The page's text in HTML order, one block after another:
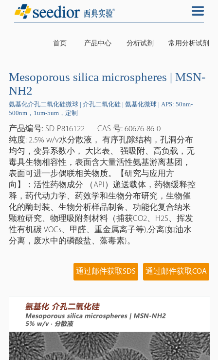
首页 产品中心 分析试剂 常用分析试剂
Mesoporous silica microspheres | MSN-
NH2
氨基化介孔二氧化硅微球 | 介孔二氧化硅 | 氨基化微球 | APS: 50nm-
500nm，1um-5um，定制
产品编号: SD-P816122
CAS 号: 60676-86-0
纯度: 2.5% w/v水分散液， 有序孔隙结构，孔洞分布
均匀，变异系数小， 大比表、 强吸附、高负载，无
毒具生物相容性，表面含大量活性氨基游离基团，
表面可进一步偶联相关物质。【研究与应用方
向】：活性药物成分 （API）递送载体，药物缓释控
释，药代动力学、药效学和生物分布研究，生物催
化的酶封装、生物分析样品制备、功能化复合纳米
颗粒研究、物理吸附剂材料（捕获CO2、H2S、挥发
性有机碳 VOCs、甲醛、重金属离子等),分离(如油水
分离，废水中的磷酸盐、藻毒素)。
通过邮件获取COA
通过邮件获取SDS